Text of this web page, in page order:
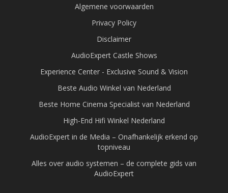
Algemene voorwaarden
Privacy Policy
Disclaimer
AudioExpert Castle Shows
Experience Center - Exclusive Sound & Vision
Beste Audio Winkel van Nederland
Beste Home Cinema Specialist van Nederland
High-End Hifi Winkel Nederland
AudioExpert in de Media – Onafhankelijk erkend op
topniveau
Alles over audio systemen – de complete gids van
AudioExpert